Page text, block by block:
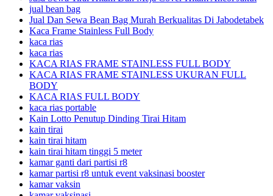
jual bean bag
Jual Dan Sewa Bean Bag Murah Berkualitas Di Jabodetabek
Kaca Frame Stainless Full Body
kaca rias
kaca rias
KACA RIAS FRAME STAINLESS FULL BODY
KACA RIAS FRAME STAINLESS UKURAN FULL
BODY
KACA RIAS FULL BODY
kaca rias portable
Kain Lotto Penutup Dinding Tirai Hitam
kain tirai
kain tirai hitam
kain tirai hitam tinggi 5 meter
kamar ganti dari partisi r8
kamar partisi r8 untuk event vaksinasi booster
kamar vaksin